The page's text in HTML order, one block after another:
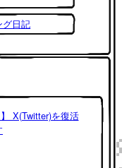
グ日記
X(Twitter)を復活